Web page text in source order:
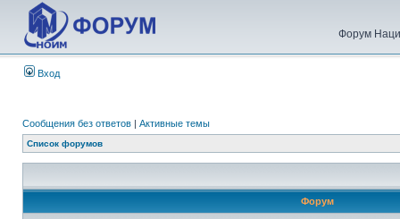
Форум
Вход
Сообщения без ответов | Активные темы
Список форумов
Форум